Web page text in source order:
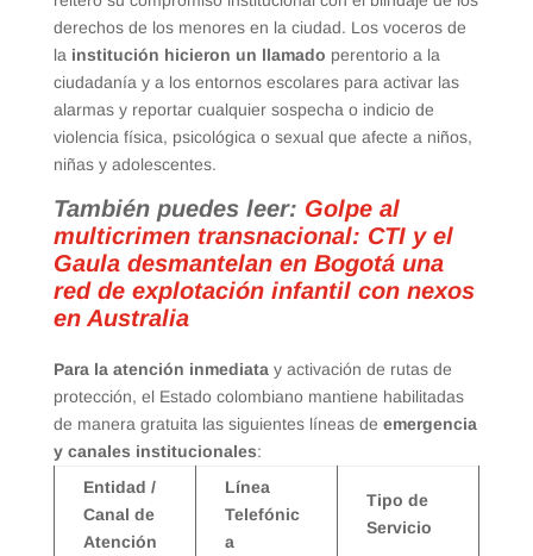
derechos de los menores en la ciudad. Los voceros de
la institución hicieron un llamado perentorio a la
ciudadanía y a los entornos escolares para activar las
alarmas y reportar cualquier sospecha o indicio de
violencia física, psicológica o sexual que afecte a niños,
niñas y adolescentes.
También puedes leer: Golpe al
multicrimen transnacional: CTI y el
Gaula desmantelan en Bogotá una
red de explotación infantil con nexos
en Australia
Para la atención inmediata y activación de rutas de
protección, el Estado colombiano mantiene habilitadas
de manera gratuita las siguientes líneas de emergencia
y canales institucionales:
Entidad /
Canal de
Atención
Línea
Telefónic
a
Tipo de
Servicio